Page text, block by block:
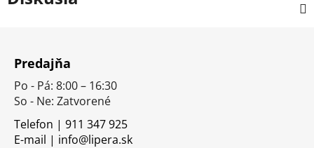
Predajňa
Po - Pá: 8:00 – 16:30
So - Ne: Zatvorené
Telefon | 911 347 925
E-mail | info@lipera.sk